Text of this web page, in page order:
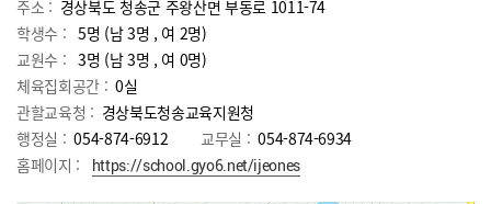
주소 : 경상북도 청송군 주왕산면 부동로 1011-74
학생수 : 5명 (남 3명 , 여 2명)
교원수 : 3명 (남3명 , 여 0명)
체육집회공간 : 0실
관할교육청 : 경상북도청송교육지원청
행정실 : 054-874-6912 교무실 : 054-874-6934
홈페이지 :
https://school.gyo6.net/ijeones